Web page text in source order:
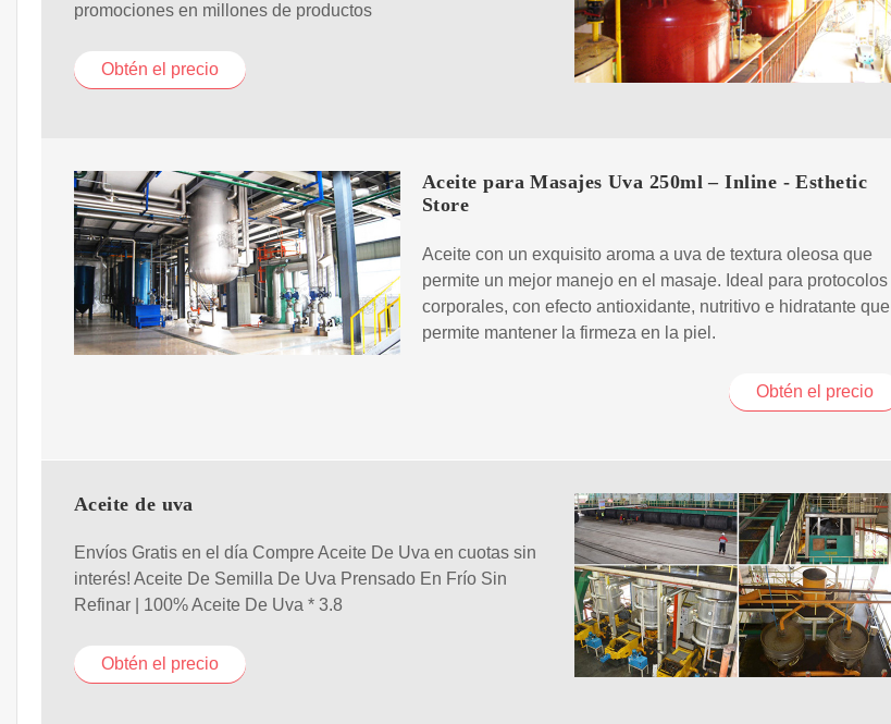
promociones en millones de productos
Obtén el precio
Aceite para Masajes Uva 250ml – Inline - Esthetic
Store
Aceite con un exquisito aroma a uva de textura oleosa que
permite un mejor manejo en el masaje. Ideal para protocolos
corporales, con efecto antioxidante, nutritivo e hidratante que
permite mantener la firmeza en la piel.
Obtén el precio
Aceite de uva
Envíos Gratis en el día Compre Aceite De Uva en cuotas sin
interés! Aceite De Semilla De Uva Prensado En Frío Sin
Refinar | 100% Aceite De Uva * 3.8
Obtén el precio